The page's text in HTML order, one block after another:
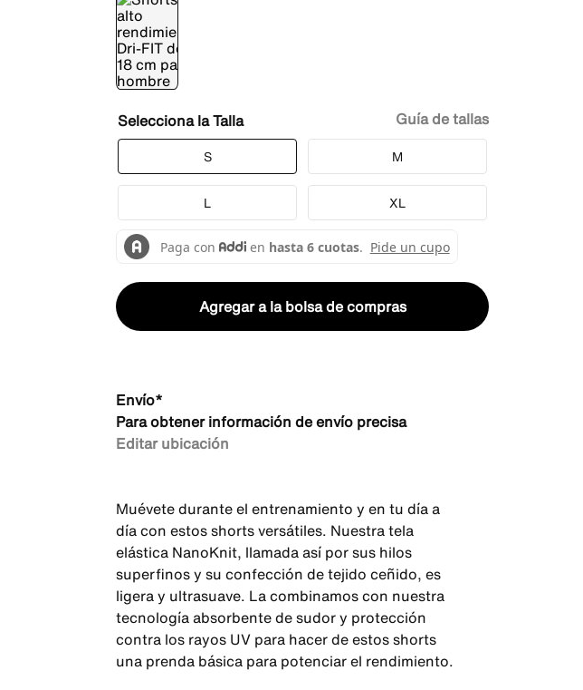
Talla
S M
L XL
Guía de tallas
Agregar a la bolsa de compras
Envío*
Para obtener información de envío precisa
Editar ubicación
Muévete durante el entrenamiento y en tu día a
día con estos shorts versátiles. Nuestra tela
elástica NanoKnit, llamada así por sus hilos
superfinos y su confección de tejido ceñido, es
ligera y ultrasuave. La combinamos con nuestra
tecnología absorbente de sudor y protección
contra los rayos UV para hacer de estos shorts
una prenda básica para potenciar el rendimiento.